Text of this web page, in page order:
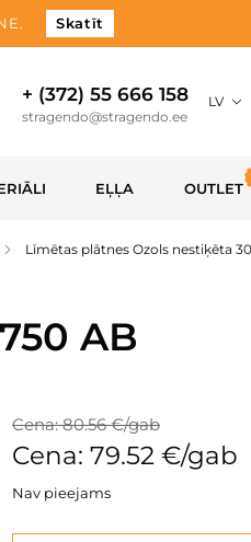
Skatīt
+ (372) 55 666 158
stragendo@stragendo.ee
LV
EĻĻA OUTLET
Līmētas plātnes Ozols nestiķēta
AB
Cena: 80.56 €/gab
Cena: 79.52 €/gab
Nav pieejams